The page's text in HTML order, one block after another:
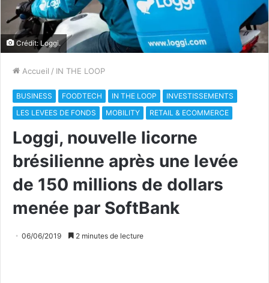
Crédit: Loggi.
Accueil / IN THE LOOP
BUSINESS FOODTECH IN THE LOOP
INVESTISSEMENTS
LES LEVEES DE FONDS
MOBILITY RETAIL & ECOMMERCE
Loggi, nouvelle licorne
brésilienne après une levée
de 150 millions de dollars
menée par SoftBank
06/06/2019 2 minutes de lecture